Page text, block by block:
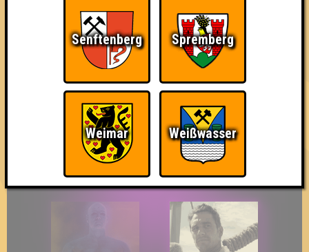
So kurz vorm Sieg! Wir sind ERSTER?! Streber
Eindeutiger Sieg Duelist Bin ich schon drin?
Senftenberg Spremberg
Weimar Weißwasser